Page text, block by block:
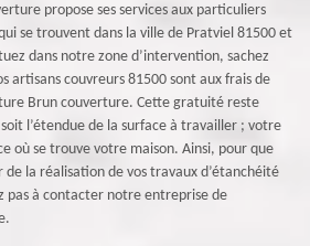
propose ses services aux particuliers
se trouvent dans la ville de Pratviel 81500 et
dans notre zone d’intervention, sachez
artisans couvreurs 81500 sont aux frais de
Brun couverture. Cette gratuité reste
l’étendue de la surface à travailler ; votre
où se trouve votre maison. Ainsi, pour que
de la réalisation de vos travaux d’étanchéité
pas à contacter notre entreprise de